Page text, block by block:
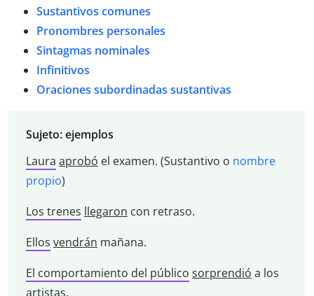
Sustantivos comunes
Pronombres personales
Sintagmas nominales
Infinitivos
Oraciones subordinadas sustantivas
Sujeto: ejemplos
Laura aprobó el examen. (Sustantivo o nombre
propio)
Los trenes llegaron con retraso.
Ellos vendrán mañana.
El comportamiento del público sorprendió a los
artistas.